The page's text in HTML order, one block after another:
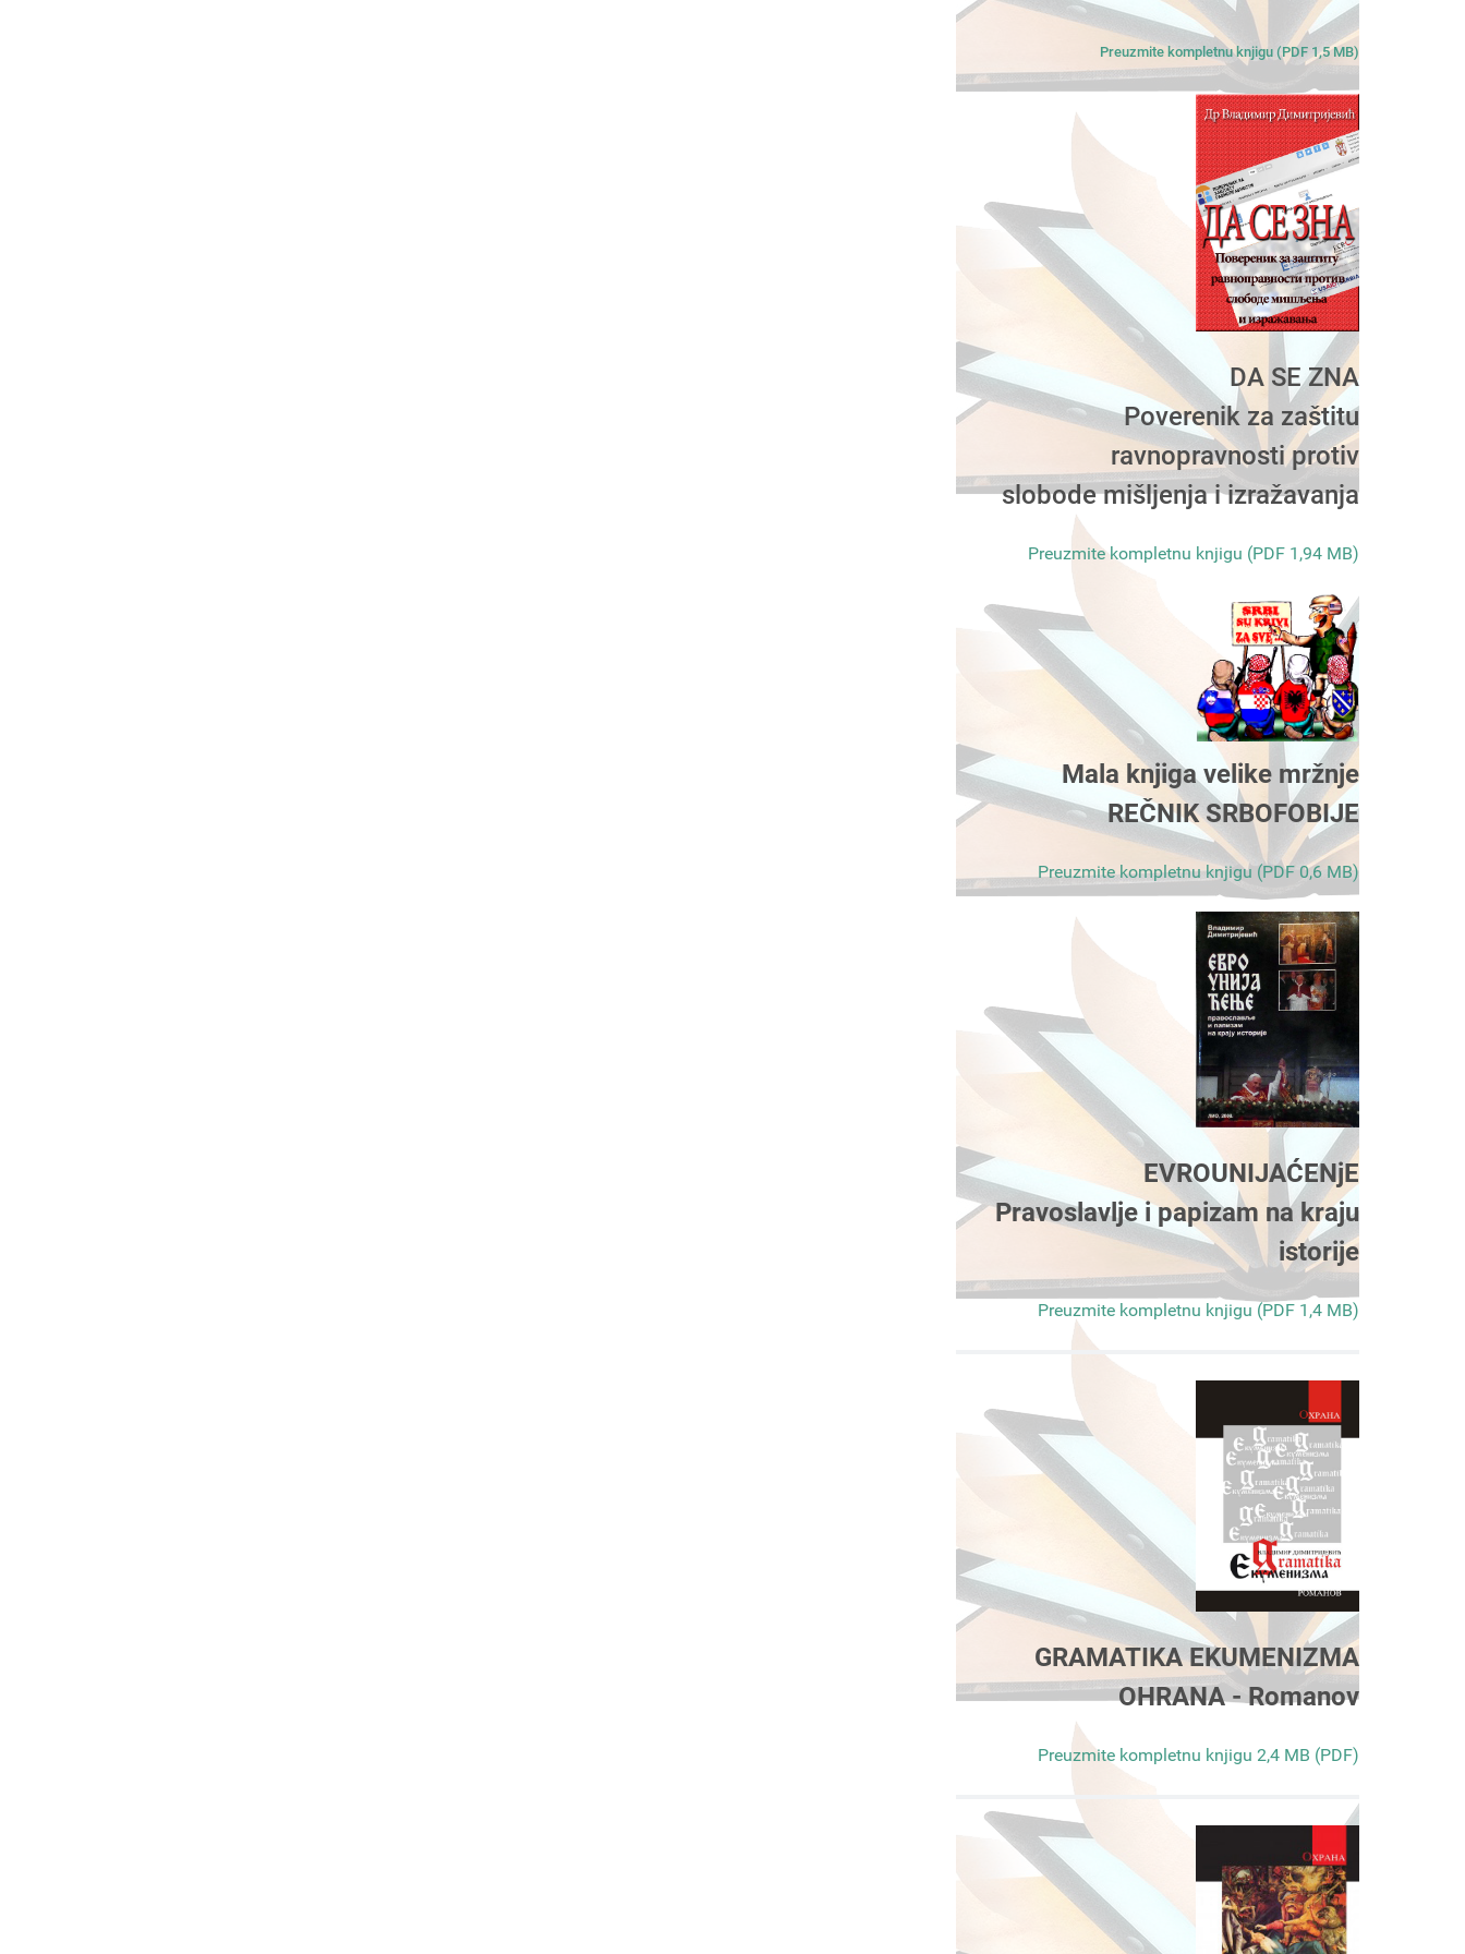
Preuzmite kompletnu knjigu (PDF 1,5 MB)
DA SE ZNA
Poverenik za zaštitu
ravnopravnosti protiv
slobode mišljenja i izražavanja
Preuzmite kompletnu knjigu (PDF 1,94 MB)
Mala knjiga velike mržnje
REČNIK SRBOFOBIJE
Preuzmite kompletnu knjigu (PDF 0,6 MB)
EVROUNIJAĆENjE
Pravoslavlje i papizam na kraju
istorije
Preuzmite kompletnu knjigu (PDF 1,4 MB)
GRAMATIKA EKUMENIZMA
OHRANA - Romanov
Preuzmite kompletnu knjigu 2,4 MB (PDF)